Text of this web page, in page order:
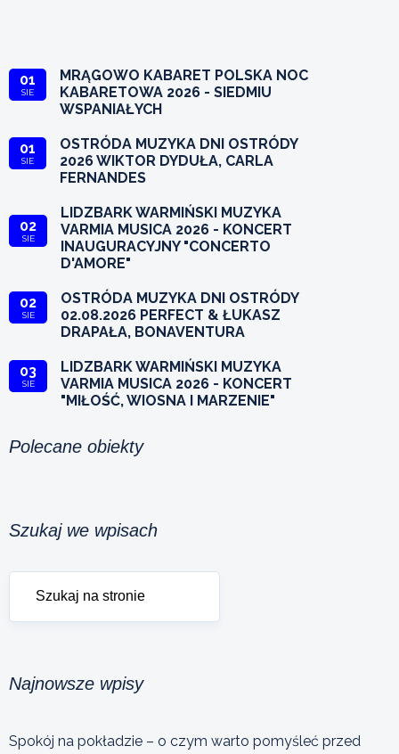
01
SIE
MRĄGOWO KABARET POLSKA NOC
KABARETOWA 2026 - SIEDMIU
WSPANIAŁYCH
01
SIE
OSTRÓDA MUZYKA DNI OSTRÓDY
2026 WIKTOR DYDUŁA, CARLA
FERNANDES
02
SIE
LIDZBARK WARMIŃSKI MUZYKA
VARMIA MUSICA 2026 - KONCERT
INAUGURACYJNY "CONCERTO
D'AMORE"
02
SIE
OSTRÓDA MUZYKA DNI OSTRÓDY
02.08.2026 PERFECT & ŁUKASZ
DRAPAŁA, BONAVENTURA
03
SIE
LIDZBARK WARMIŃSKI MUZYKA
VARMIA MUSICA 2026 - KONCERT
"MIŁOŚĆ, WIOSNA I MARZENIE"
Polecane obiekty
Szukaj we wpisach
Najnowsze wpisy
Spokój na pokładzie – o czym warto pomyśleć przed